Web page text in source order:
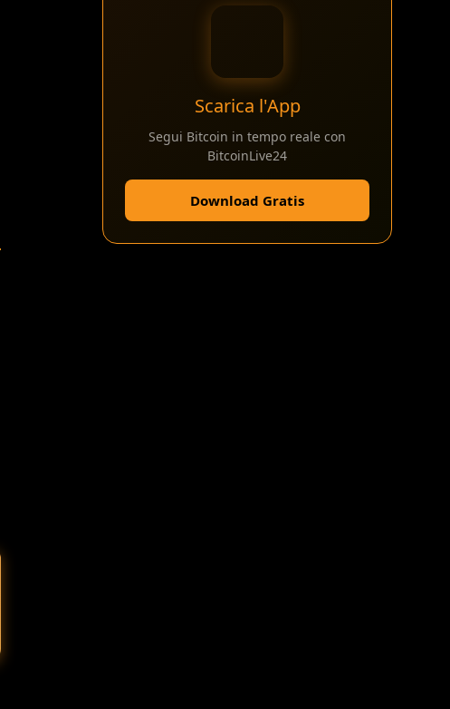
Scarica l'App
Segui Bitcoin in tempo reale con
BitcoinLive24
Download Gratis